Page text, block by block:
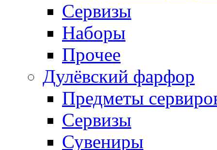
Сервизы
Наборы
Прочее
Дулёвский фарфор
Предметы
Сервизы
Сувениры